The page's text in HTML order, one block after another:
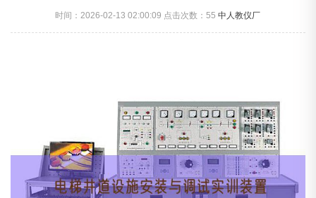
时间：2026-02-13 02:00:09 点击次数：55中人教仪厂